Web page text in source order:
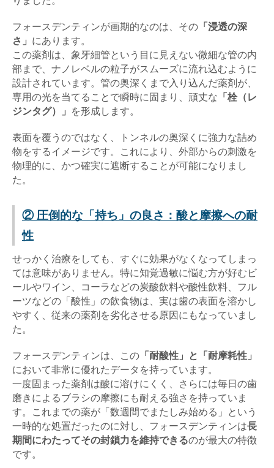
フォースデンティンが画期的なのは、その 「浸透の深
さ」 にあります。
この薬剤は、象牙細管という目に見えない微細な管の内
部まで、ナノレベルの粒子がスムーズに流れ込むように
設計されています。管の奥深くまで入り込んだ薬剤が、
専用の光を当てることで瞬時に固まり、頑丈な 「栓（レ
ジンタグ）」
を形成します。
表面を覆うのではなく、トンネルの奥深くに強力な詰め
物をするイメージです。これにより、外部からの刺激を
物理的に、かつ確実に遮断することが可能になりまし
た。
② 圧倒的な「持ち」の良さ：酸と摩擦への耐
性
せっかく治療をしても、すぐに効果がなくなってしまっ
ては意味がありません。特に知覚過敏に悩む方が好むビ
ールやワイン、コーラなどの炭酸飲料や酸性飲料、フル
ーツなどの「酸性」の飲食物は、実は歯の表面を溶かし
やすく、従来の薬剤を劣化させる原因にもなっていまし
た。
フォースデンティンは、この 「耐酸性」と「耐摩耗性」
において非常に優れたデータを持っています。
一度固まった薬剤は酸に溶けにくく、さらには毎日の歯
磨きによるブラシの摩擦にも耐える強さを持っていま
す。これまでの薬が「数週間でまたしみ始める」という
一時的な処置だったのに対し、フォースデンティンは長
期間にわたってその封鎖力を維持できるのが最大の特徴
です。